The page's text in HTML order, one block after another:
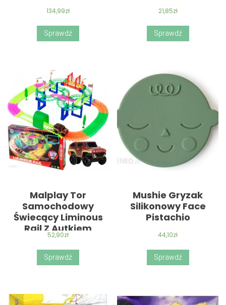
134,99zł
Sprawdź
21,85zł
Sprawdź
Malplay Tor
Samochodowy
Świecący Liminous
Rail Z Autkiem
(221999)
52,90zł
Sprawdź
Mushie Gryzak
Silikonowy Face
Pistachio
44,10zł
Sprawdź